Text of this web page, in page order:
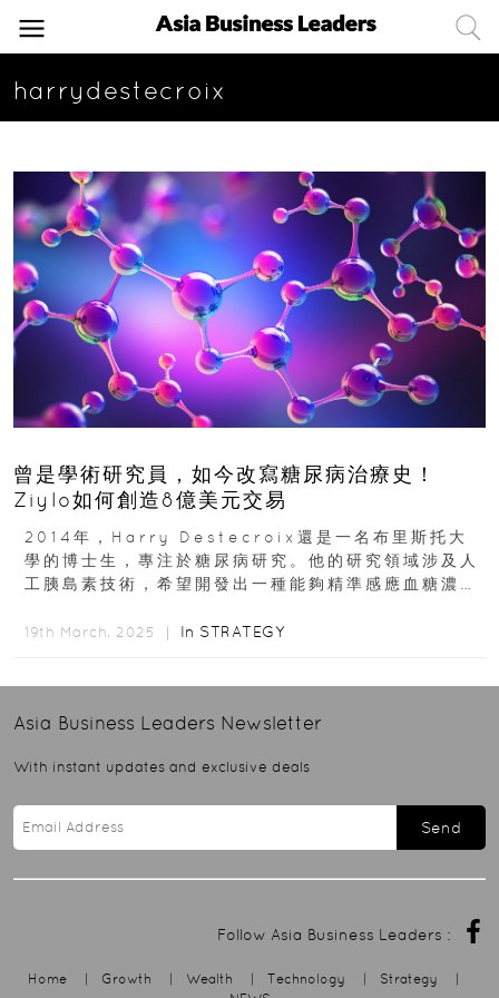
harrydestecroix
曾是學術研究員，如今改寫糖尿病治療史！
Ziylo如何創造8億美元交易
2014年，Harry Destecroix還是一名布里斯托大
學的博士生，專注於糖尿病研究。他的研究領域涉及人
工胰島素技術，希望開發出一種能夠精準感應血糖濃度
19th March, 2025 ｜ In STRATEGY
Asia Business Leaders Newsletter
With instant updates and exclusive deals
Send
Follow Asia Business Leaders :
Home | Growth | Wealth | Technology | Strategy
|